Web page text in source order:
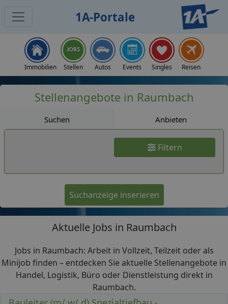
1A-Portale
Immobilien Stellen Autos Events Singles Reisen
Stellenangebote in Raumbach
Suchen Anbieten
Filtern
Suchanzeige inserieren
Aktuelle Jobs in Raumbach
Jobs in Raumbach: Arbeit in Vollzeit, Teilzeit oder als
Minijob finden – entdecken Sie aktuelle Stellenangebote in
Handel, Logistik, Büro oder Dienstleistung direkt in
Raumbach.